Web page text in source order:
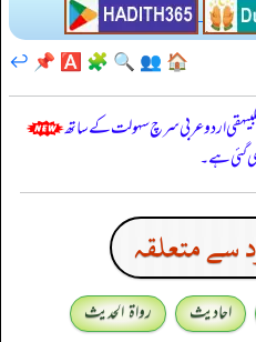
🏠
👥
🔍
🧩
🅰️
📌
↩️
اردو عربی سرچ سہولت کے ساتھ
گئی ہے۔
سے متعلقہ
احادیث
رواۃ الحدیث